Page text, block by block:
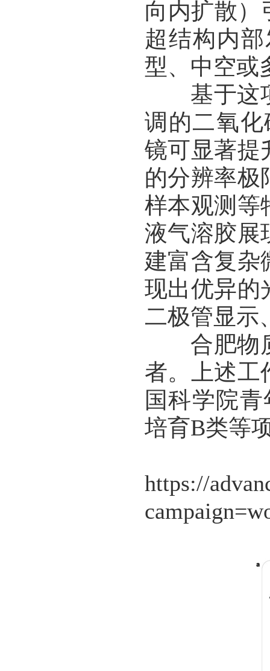
向内扩散）
超结构内
型、中空或
基于这项
调的二氧化
镜可显著提
的分辨率极
样本观测等
液气溶胶展
建富含复杂
现出优异的
二极管显示
合肥物质
者。上述工
国科学院
培育B类等
https://